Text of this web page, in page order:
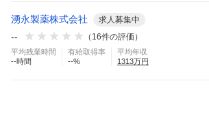
湧永製薬株式会社 求人募集中
-- （ 16件の評価）
平均残業時間
--時間
有給取得率
--%
平均年収
1313万円